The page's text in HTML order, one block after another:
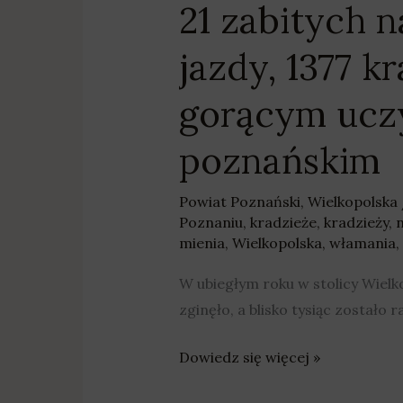
21 zabitych
jazdy, 1377
gorącym
poznańskim
Powiat Poznański, Wielkopolska
Poznaniu, kradzieże, kradzieży,
mienia, Wielkopolska, włamania,
W ubiegłym roku w stolicy
zginęło, a blisko tysiąc zostało
na
gorącym
uczynku
–
bezpieczeństwo
w
powiecie
Dowiedz się więcej »